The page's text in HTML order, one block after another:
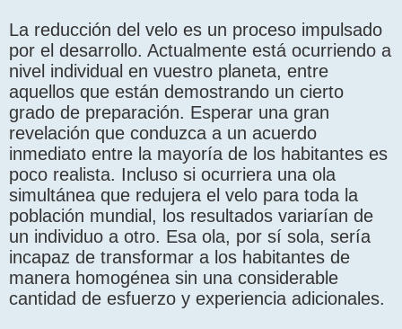
La reducción del velo es un proceso impulsado
por el desarrollo. Actualmente está ocurriendo a
nivel individual en vuestro planeta, entre
aquellos que están demostrando un cierto
grado de preparación. Esperar una gran
revelación que conduzca a un acuerdo
inmediato entre la mayoría de los habitantes es
poco realista. Incluso si ocurriera una ola
simultánea que redujera el velo para toda la
población mundial, los resultados variarían de
un individuo a otro. Esa ola, por sí sola, sería
incapaz de transformar a los habitantes de
manera homogénea sin una considerable
cantidad de esfuerzo y experiencia adicionales.